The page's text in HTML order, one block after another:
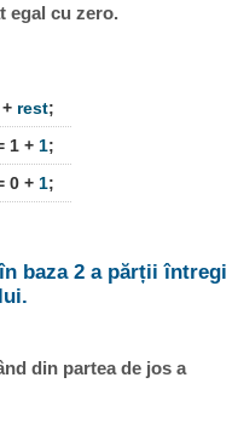
egal cu zero.
rest;
1 + 1;
0 + 1;
baza 2 a părții întregi
din partea de jos a